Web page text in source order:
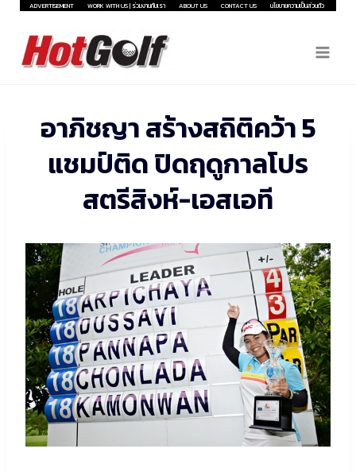
Skip
content
ADVERTISEMENT WORK WITH US | ร่วมงานกับเรา ABOUT US CONTACT US นโยบายความเป็นส่วนตัว
อาภิชญา สร้างสถิติคว้า 5
แชมป์ติด ปิดฤดูกาลโปร
สตรีสิงห์-เอสเอที